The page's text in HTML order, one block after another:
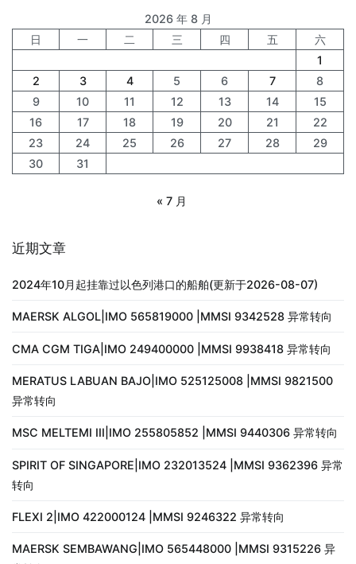
2026 年 8 月
日
一 二 三 四 五
六
1
2
3 4 5 6 7
8
9
10 11 12 13 14
15
16
17 18 19 20 21
22
23
24 25 26 27 28
29
30
31
« 7 月
近期文章
2024年10月起挂靠过以色列港口的船舶(更新于2026-08-07)
MAERSK ALGOL|IMO 565819000 |MMSI 9342528 异常转向
CMA CGM TIGA|IMO 249400000 |MMSI 9938418 异常转向
MERATUS LABUAN BAJO|IMO 525125008 |MMSI 9821500
异常转向
MSC MELTEMI III|IMO 255805852 |MMSI 9440306 异常转向
SPIRIT OF SINGAPORE|IMO 232013524 |MMSI 9362396 异常
转向
FLEXI 2|IMO 422000124 |MMSI 9246322 异常转向
MAERSK SEMBAWANG|IMO 565448000 |MMSI 9315226 异